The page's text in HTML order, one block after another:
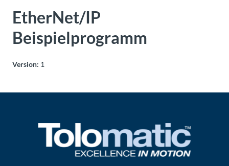
EtherNet/IP
Beispielprogramm
Version: 1
Tolomatic
Kontakt
zu einem
Neuigkeiten &
Veranstaltungen